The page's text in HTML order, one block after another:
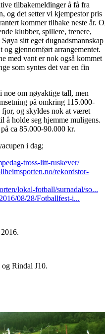
tilbakemeldinger å få fra
og det setter vi kjempestor pris
kommer tilbake neste år.
klubber, spillere, trenere,
sitt eget dugnadsmannskap
og gjennomført arrangementet.
med vant er nok også kommet
som syntes det var en fin
om nøyaktige tall, men
på omkring 115.000-
og skyldes nok at været
å holde seg hjemme muligens.
ca 85.000-90.000 kr.
i dag;
tross-litt-ruskever/
rekordstor-
lokal-fotball/surnadal/so...
08/28/Fotballfest-i...
Rindal J10.